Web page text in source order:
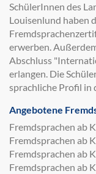
SchülerInnen des
Louisenlund haben
erwerben.
Abschluss
erlangen. Die
sprachliche Profil in
Angebotene
Fremdsprachen ab
Fremdsprachen ab
Fremdsprachen ab
Fremdsprachen ab